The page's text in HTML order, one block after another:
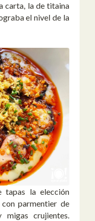
carta, la de titaina
el nivel de la
tapas la elección
parmentier de
crujientes.